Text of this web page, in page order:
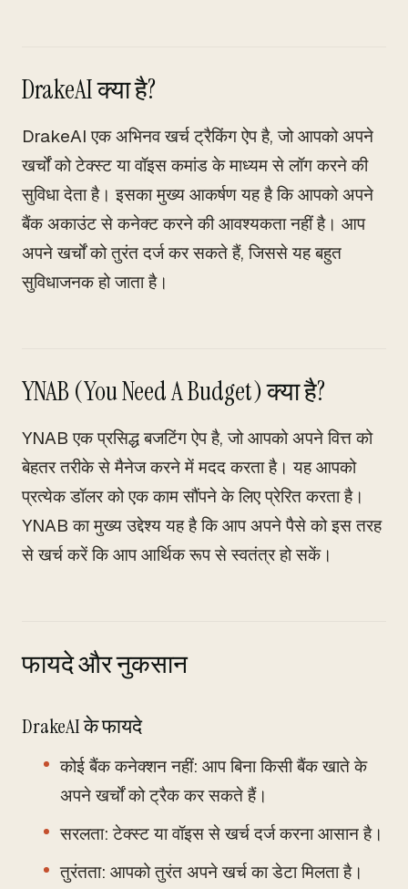
DrakeAI क्या है?
DrakeAI एक अभिनव खर्च ट्रैकिंग ऐप है, जो आपको अपने
खर्चों को टेक्स्ट या वॉइस कमांड के माध्यम से लॉग करने की
सुविधा देता है। इसका मुख्य आकर्षण यह है कि आपको अपने
बैंक अकाउंट से कनेक्ट करने की आवश्यकता नहीं है। आप
अपने खर्चों को तुरंत दर्ज कर सकते हैं, जिससे यह बहुत
सुविधाजनक हो जाता है।
YNAB (You Need A Budget) क्या है?
YNAB एक प्रसिद्ध बजटिंग ऐप है, जो आपको अपने वित्त को
बेहतर तरीके से मैनेज करने में मदद करता है। यह आपको
प्रत्येक डॉलर को एक काम सौंपने के लिए प्रेरित करता है।
YNAB का मुख्य उद्देश्य यह है कि आप अपने पैसे को इस तरह
से खर्च करें कि आप आर्थिक रूप से स्वतंत्र हो सकें।
फायदे और नुकसान
DrakeAI के फायदे
कोई बैंक कनेक्शन नहीं: आप बिना किसी बैंक खाते के
अपने खर्चों को ट्रैक कर सकते हैं।
सरलता: टेक्स्ट या वॉइस से खर्च दर्ज करना आसान है।
तुरंतता: आपको तुरंत अपने खर्च का डेटा मिलता है।